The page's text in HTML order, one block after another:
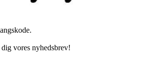
vores nyhedsbrev!